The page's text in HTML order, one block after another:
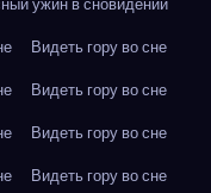
Видеть гору во сне
Видеть гору во сне
Видеть гору во сне
Видеть гору во сне